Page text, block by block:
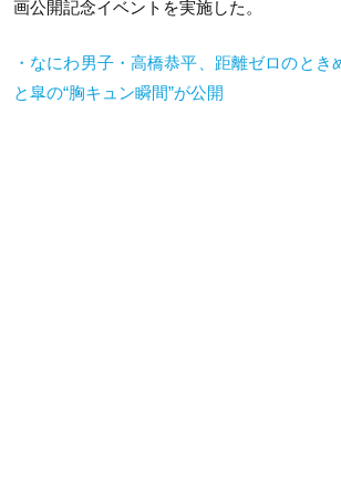
画公開記念イベントを実施した。
・なにわ男子・高橋恭平、距離ゼロのと
と皐の“胸キュン瞬間”が公開